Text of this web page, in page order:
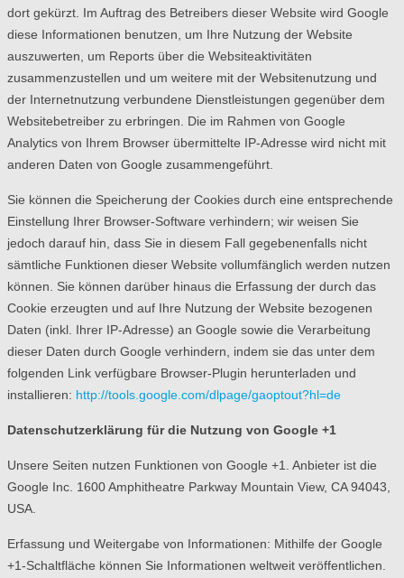
dort gekürzt. Im Auftrag des Betreibers dieser Website wird Google
diese Informationen benutzen, um Ihre Nutzung der Website
auszuwerten, um Reports über die Websiteaktivitäten
zusammenzustellen und um weitere mit der Websitenutzung und
der Internetnutzung verbundene Dienstleistungen gegenüber dem
Websitebetreiber zu erbringen. Die im Rahmen von Google
Analytics von Ihrem Browser übermittelte IP-Adresse wird nicht mit
anderen Daten von Google zusammengeführt.
Sie können die Speicherung der Cookies durch eine entsprechende
Einstellung Ihrer Browser-Software verhindern; wir weisen Sie
jedoch darauf hin, dass Sie in diesem Fall gegebenenfalls nicht
sämtliche Funktionen dieser Website vollumfänglich werden nutzen
können. Sie können darüber hinaus die Erfassung der durch das
Cookie erzeugten und auf Ihre Nutzung der Website bezogenen
Daten (inkl. Ihrer IP-Adresse) an Google sowie die Verarbeitung
dieser Daten durch Google verhindern, indem sie das unter dem
folgenden Link verfügbare Browser-Plugin herunterladen und
installieren: http://tools.google.com/dlpage/gaoptout?hl=de
Datenschutzerklärung für die Nutzung von Google +1
Unsere Seiten nutzen Funktionen von Google +1. Anbieter ist die
Google Inc. 1600 Amphitheatre Parkway Mountain View, CA 94043,
USA.
Erfassung und Weitergabe von Informationen: Mithilfe der Google
+1-Schaltfläche können Sie Informationen weltweit veröffentlichen.